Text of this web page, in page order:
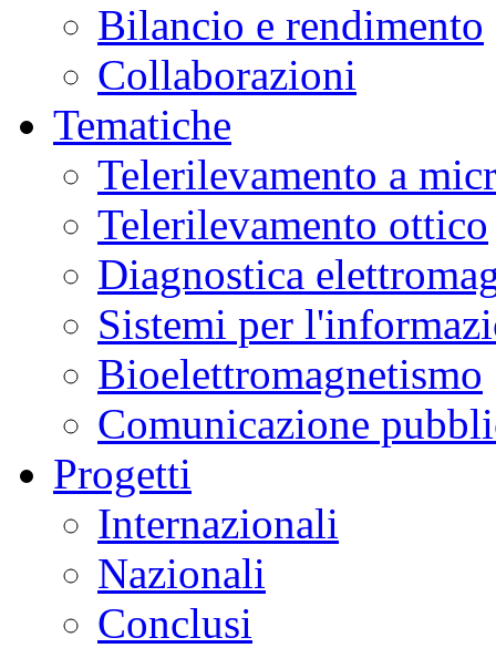
Bilancio e rendimento
Collaborazioni
Tematiche
Telerilevamento a
Telerilevamento ottico
Diagnostica
Sistemi per
Bioelettromagnetismo
Comunicazione
Progetti
Internazionali
Nazionali
Conclusi